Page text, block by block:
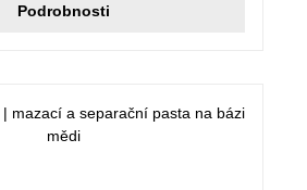
Podrobnosti